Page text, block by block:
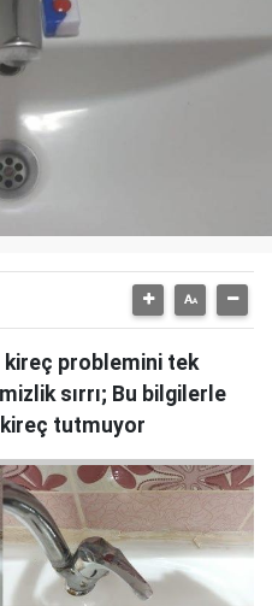
kireç problemini tek
sırrı; Bu bilgilerle
kireç tutmuyor